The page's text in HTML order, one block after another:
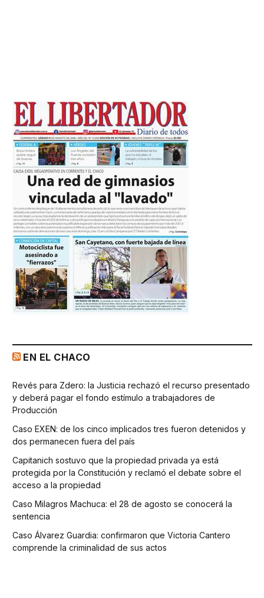
EN EL CHACO
Revés para Zdero: la Justicia rechazó el recurso presentado
y deberá pagar el fondo estímulo a trabajadores de
Producción
Caso EXEN: de los cinco implicados tres fueron detenidos y
dos permanecen fuera del país
Capitanich sostuvo que la propiedad privada ya está
protegida por la Constitución y reclamó el debate sobre el
acceso a la propiedad
Caso Milagros Machuca: el 28 de agosto se conocerá la
sentencia
Caso Álvarez Guardia: confirmaron que Victoria Cantero
comprende la criminalidad de sus actos